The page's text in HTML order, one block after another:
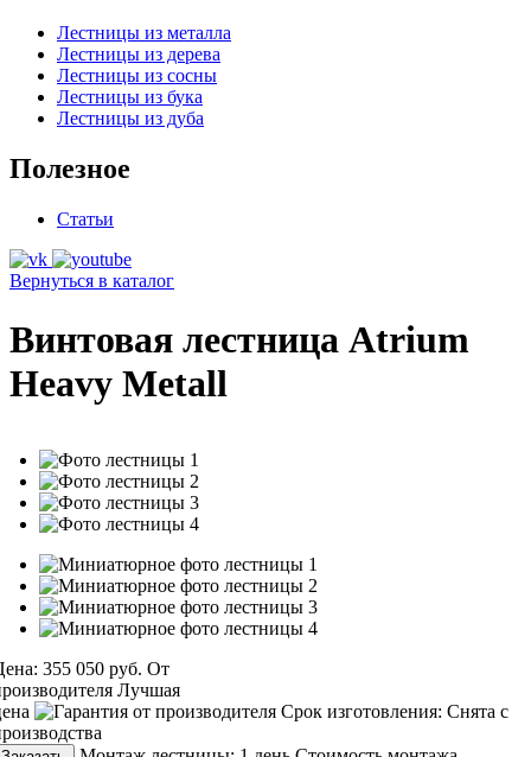
Лестницы из металла
Лестницы из дерева
Лестницы из сосны
Лестницы из бука
Лестницы из дуба
Полезное
Статьи
Вернуться в каталог
Винтовая лестница Atrium
Heavy Metall
355 050 руб. От
Лучшая
Срок изготовления: Снята с